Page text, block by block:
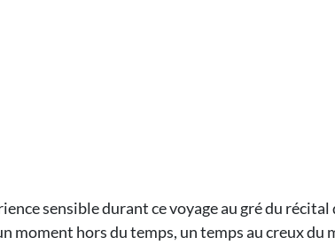
sensible durant ce voyage au gré du récital
moment hors du temps, un temps au creux